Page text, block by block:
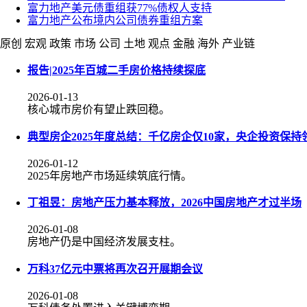
富力地产美元债重组获77%债权人支持
富力地产公布境内公司债券重组方案
原创 宏观 政策 市场 公司 土地 观点 金融 海外 产业链
报告|2025年百城二手房价格持续探底
2026-01-13
核心城市房价有望止跌回稳。
典型房企2025年度总结：千亿房企仅10家，央企投资保持
2026-01-12
2025年房地产市场延续筑底行情。
丁祖昱：房地产压力基本释放，2026中国房地产才过半场
2026-01-08
房地产仍是中国经济发展支柱。
万科37亿元中票将再次召开展期会议
2026-01-08